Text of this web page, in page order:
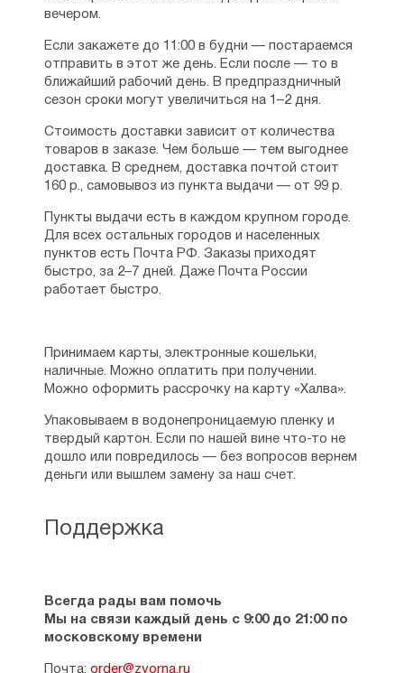
для серии «ЖЗЛ» она составила описание
жизни советского поэта Алексея
Фатьянова, публиковала статьи на тему
искусства в известных печатных
средствах массовой информации. Также
эта талантливая женщина сочиняет для
сборников, опубликованы рассказы, всего
издано порядка двух десятков книг.
Не забывает Татьяна Николаевна
и о святых, почитаемых в республике
праведном Иоанне Русском. С 2006 года
она является членом Союза писателей
Беларуси.
Сейчас Татьяна Дашкевич большую часть
См. также:Песнопения ,Детская
литература
Поддержка
Всегда рады вам помочь
Мы на связи каждый день с 9:00 до 21:00 по
московскому времени
Почта: order@zyorna.ru
вечером.
Если закажете до 11:00 в будни — постараемся
отправить в этот же день. Если после — то в
ближайший рабочий день. В предпраздничный
сезон сроки могут увеличиться на 1–2 дня.
Стоимость доставки зависит от количества
товаров в заказе. Чем больше — тем выгоднее
доставка. В среднем, доставка почтой стоит
160 р., самовывоз из пункта выдачи — от 99 р.
Пункты выдачи есть в каждом крупном городе.
Для всех остальных городов и населенных
пунктов есть Почта РФ. Заказы приходят
быстро, за 2–7 дней. Даже Почта России
работает быстро.
Принимаем карты, электронные кошельки,
наличные. Можно оплатить при получении.
Можно оформить рассрочку на карту «Халва».
Упаковываем в водонепроницаемую пленку и
твердый картон. Если по нашей вине что-то не
дошло или повредилось — без вопросов вернем
деньги или вышлем замену за наш счет.